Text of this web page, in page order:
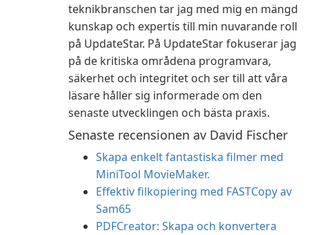
teknikbranschen tar jag med mig en mängd
kunskap och expertis till min nuvarande roll
på UpdateStar. På UpdateStar fokuserar jag
på de kritiska områdena programvara,
säkerhet och integritet och ser till att våra
läsare håller sig informerade om den
senaste utvecklingen och bästa praxis.
Senaste recensionen av David Fischer
Skapa enkelt fantastiska filmer med
MiniTool MovieMaker.
Effektiv filkopiering med FASTCopy av
Sam65
PDFCreator: Skapa och konvertera